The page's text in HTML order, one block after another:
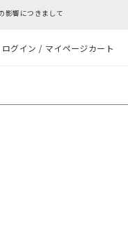
つきまして
ログイン / マイページカート